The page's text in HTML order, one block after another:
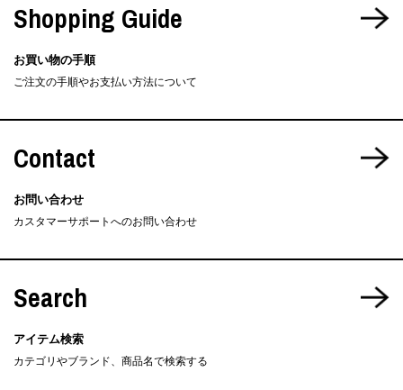
Shopping Guide
お買い物の手順
ご注文の手順やお支払い方法について
Contact
お問い合わせ
カスタマーサポートへのお問い合わせ
Search
アイテム検索
カテゴリやブランド、商品名で検索する